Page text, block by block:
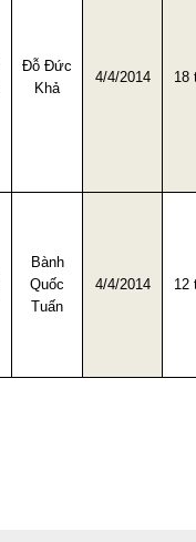
Đỗ Đức
Khả
4/4/2014 18
Bành
Quốc
Tuấn
4/4/2014 12